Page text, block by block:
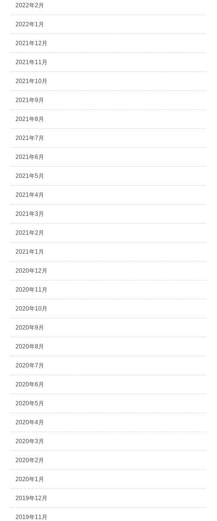
2022年2月
2022年1月
2021年12月
2021年11月
2021年10月
2021年9月
2021年8月
2021年7月
2021年6月
2021年5月
2021年4月
2021年3月
2021年2月
2021年1月
2020年12月
2020年11月
2020年10月
2020年9月
2020年8月
2020年7月
2020年6月
2020年5月
2020年4月
2020年3月
2020年2月
2020年1月
2019年12月
2019年11月